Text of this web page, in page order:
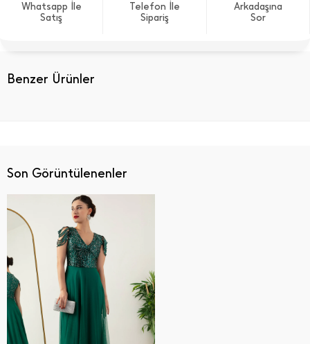
Whatsapp İle
Satış
Telefon İle
Sipariş
Arkadaşına
Sor
Benzer Ürünler
Son Görüntülenenler